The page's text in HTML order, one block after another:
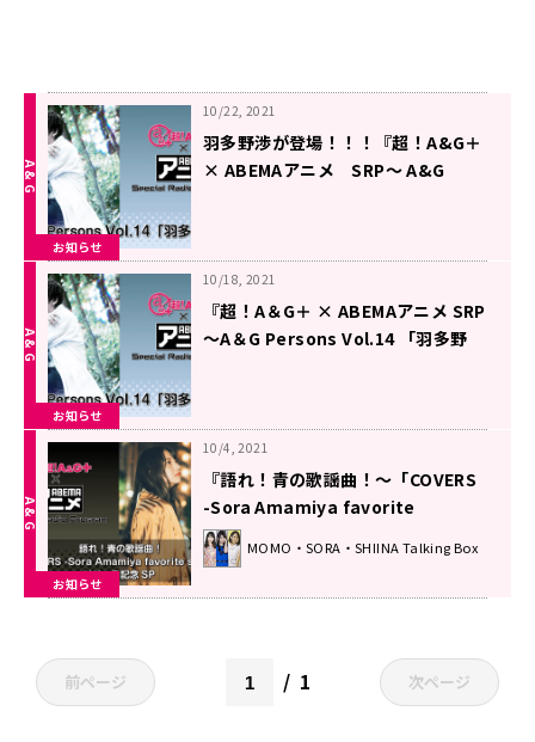
お知らせ
10/22, 2021
羽多野渉が登場！！！『超！A&G＋
× ABEMAアニメ SRP～ A&G
お知らせ
10/18, 2021
『超！A＆G＋ × ABEMAアニメ SRP
～A＆G Persons Vol.14 「羽多野
お知らせ
10/4, 2021
『語れ！青の歌謡曲！～「COVERS
-Sora Amamiya favorite
songs-」リリース記念SP～』メー
ル大募集！
MOMO・SORA・SHIINA Talking Box
前ページ 1 次ページ